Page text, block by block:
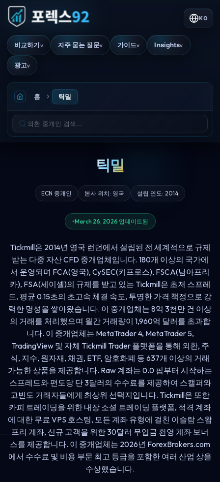
비교하기v 자주 묻는 질문v 가이드v Insightsv
광고v
KO
홈 틱밀
틱밀
ECN 중개인 본사 위치: 영국 설립 연도: 2014
March 26, 2026 업데이트됨
Tickmill은 2014년 영국 런던에서 설립된 전 세계적으로 규제
받는 다중 자산 CFD 중개업체입니다. 180개 이상의 국가에
서 운영되며 FCA(영국), CySEC(키프로스), FSCA(남아프리
카), FSA(세이셸)의 규제를 받고 있는 Tickmill은 초저 스프레
드, 평균 0.15초의 초고속 체결 속도, 투명한 가격 책정으로 강
력한 명성을 쌓아왔습니다. 이 중개업체는 8억 3천만 건 이상
의 거래를 처리했으며 월간 거래량이 1,960억 달러를 초과합
니다. 이 중개업체는 MetaTrader 4, MetaTrader 5,
TradingView 및 자체 Tickmill Trader 플랫폼을 통해 외환, 주
식, 지수, 원자재, 채권, ETF, 암호화폐 등 637개 이상의 거래
가능한 상품을 제공합니다. Raw 계좌는 0.0 핍부터 시작하는
스프레드와 편도당 단 3달러의 수수료를 제공하여 스캘퍼와
고빈도 거래자들에게 최상위 선택지입니다. Tickmill은 또한
카피 트레이딩을 위한 내장 소셜 트레이딩 플랫폼, 적격 계좌
에 대한 무료 VPS 호스팅, 모든 계좌 유형에 걸친 이슬람 스왑
프리 계좌, 신규 고객을 위한 30달러 무입금 환영 계좌 보너
스를 제공합니다. 이 중개업체는 2026년 ForexBrokers.com
에서 수수료 및 비용 부문 최고 등급을 포함한 여러 산업 상을
수상했습니다.